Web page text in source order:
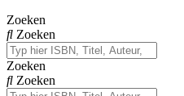
Zoeken
Zoeken
Zoeken
Zoeken